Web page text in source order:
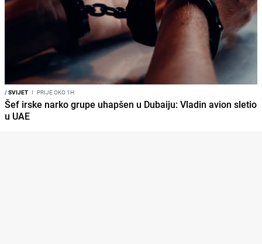
/SVIJET I PRIJE OKO 1H
Šef irske narko grupe uhapšen u Dubaiju: Vladin avion sletio
u UAE